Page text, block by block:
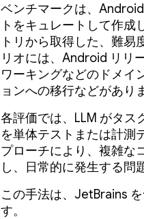
ベンチマークは、
トをキュレートして作
トリから取得した、難易
リオには、Android リリ
ワーキングなどのドメ
ョンへの移行などがあり
各評価では、LLM がタス
を単体テストまたは計測
プローチにより、複雑な
し、日常的に発生する問
この手法は、JetBrains
す。